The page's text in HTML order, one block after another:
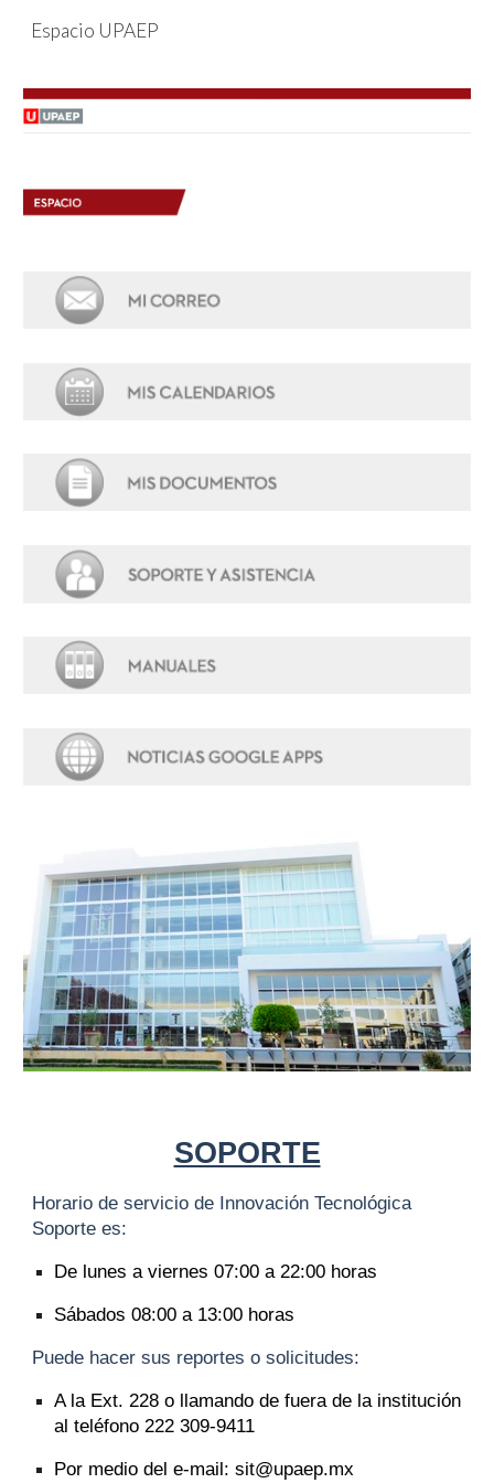
Skip to main content
Espacio UPAEP
SOPORTE
Horario de servicio de Innovación Tecnológica
Soporte es:
De lunes a viernes 07:00 a 22:00 horas
Sábados 08:00 a 13:00 horas
Puede hacer sus reportes o solicitudes:
A la Ext. 228 o llamando de fuera de la institución
al teléfono 222 309-9411
Por medio del e-mail: sit@upaep.mx